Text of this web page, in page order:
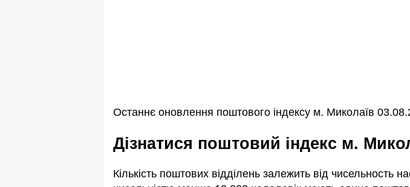
Останнє оновлення поштового індексу м. Миколаїв
Дізнатися поштовий індекс м.
Кількість поштових відділень залежить від чисельность